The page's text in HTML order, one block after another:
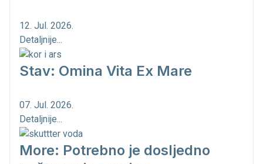
12. Jul. 2026.
Detaljnije...
Stav: Omina Vita Ex Mare
07. Jul. 2026.
Detaljnije...
More: Potrebno je dosljedno